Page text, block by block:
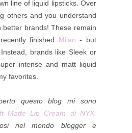
line of liquid lipsticks. Over
others and you understand
brands! These remain
finished Milan - but
brands like Sleek or
intense and matt liquid
favorites.
questo blog mi sono
Matte Lip Cream di NYX.
nel mondo blogger e